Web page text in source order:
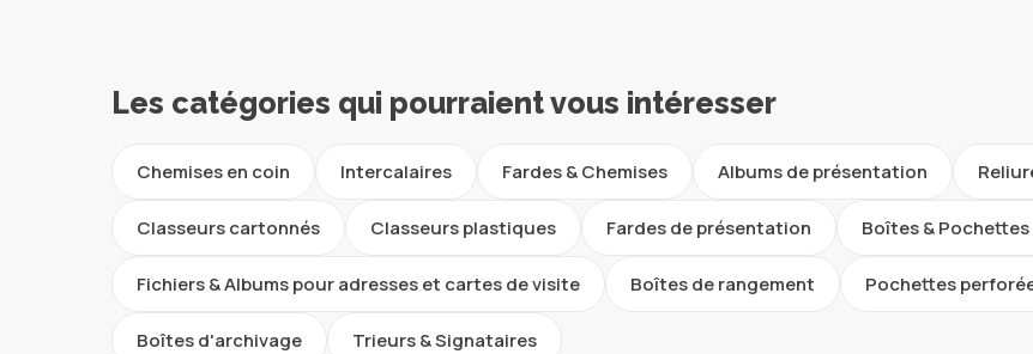
Les catégories qui pourraient vous intéresser
Chemises en coin Intercalaires Fardes & Chemises Albums de présentation
Classeurs cartonnés Classeurs plastiques Fardes de présentation Boîtes &
Fichiers & Albums pour adresses et cartes de visite Boîtes de rangement Pochettes
Boîtes d'archivage Trieurs & Signataires